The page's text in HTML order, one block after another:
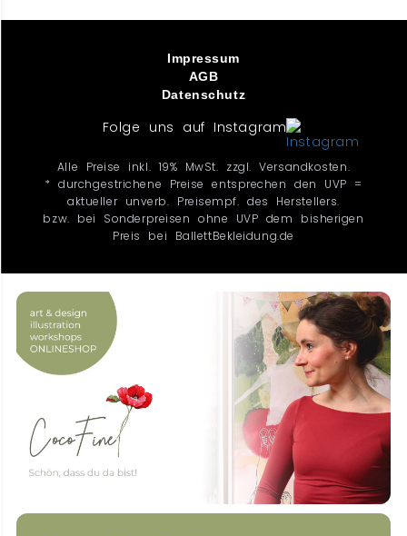
Impressum
AGB
Datenschutz
Folge uns auf Instagram
Alle Preise inkl. 19% MwSt. zzgl. Versandkosten.
* durchgestrichene Preise entsprechen den UVP =
aktueller unverb. Preisempf. des Herstellers.
bzw. bei Sonderpreisen ohne UVP dem bisherigen
Preis bei BallettBekleidung.de